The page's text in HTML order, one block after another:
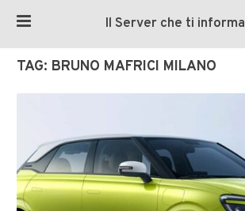
Il Server che ti informa
TAG: BRUNO MAFRICI MILANO